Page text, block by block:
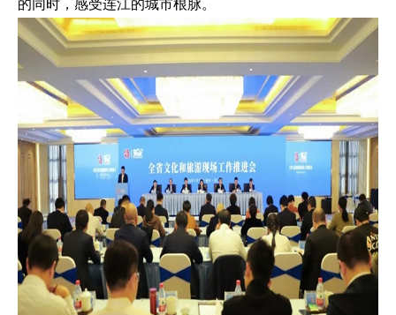
的同时，感受连江的城市根脉。